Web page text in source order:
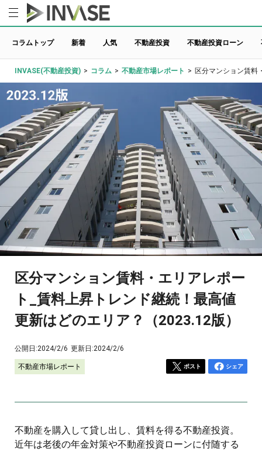
コラムトップ 新着 人気 不動産投資 不動産投資ローン
INVASE(不動産投資) > コラム > 不動産市場レポート > 区分マンション賃料
区分マンション賃料・エリアレポー
ト_賃料上昇トレンド継続！最高値
更新はどのエリア？（2023.12版）
公開日:2024/2/6 更新日:2024/2/6
不動産市場レポート ポスト シェア
不動産を購入して貸し出し、賃料を得る不動産投資。
近年は老後の年金対策や不動産投資ローンに付随する